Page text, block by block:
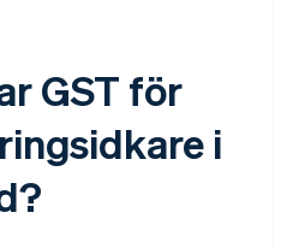
GST för
i